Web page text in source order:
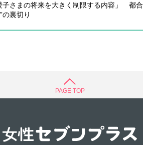
子さまの将来を大きく制限する内容」 都合
裏切り
PAGE TOP